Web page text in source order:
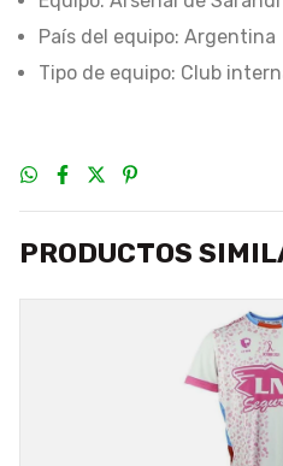
País del equipo: Argentina
Tipo de equipo: Club
PRODUCTOS